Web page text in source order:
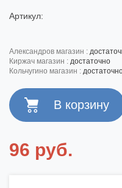
Артикул:
александров магазин :
киржач магазин : достаточно
кольчугино магазин :
96 руб.